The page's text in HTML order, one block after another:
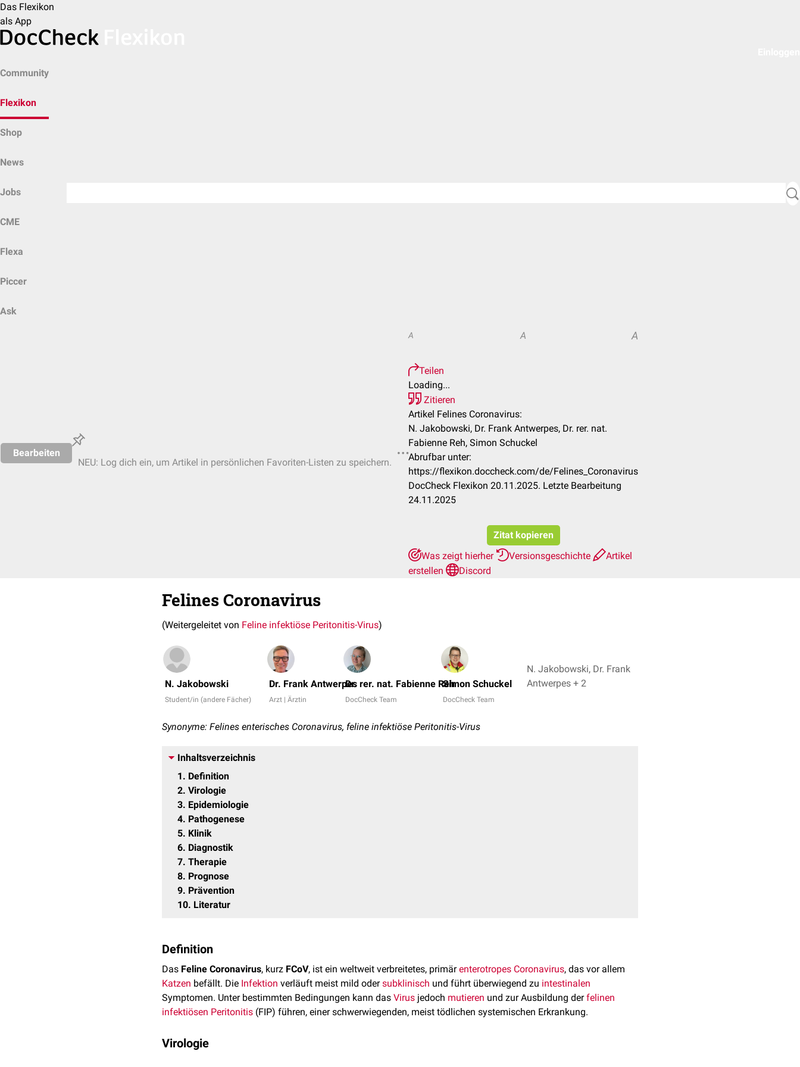
Das Flexikon
als App
Community
Flexikon
Shop
News
Jobs
CME
Flexa
Piccer
Ask
Bearbeiten
NEU: Log dich ein, um Artikel in persönlichen Favoriten-Listen zu speichern.
A A A
Teilen
Loading...
Zitieren
Artikel Felines Coronavirus:
N. Jakobowski, Dr. Frank Antwerpes, Dr. rer. nat.
Fabienne Reh, Simon Schuckel
Abrufbar unter:
https://flexikon.doccheck.com/de/Felines_Coronavirus
DocCheck Flexikon 20.11.2025. Letzte Bearbeitung
24.11.2025
Zitat kopieren
Was zeigt hierher
Versionsgeschichte
Artikel
erstellen
Discord
Felines Coronavirus
(Weitergeleitet von Feline infektiöse Peritonitis-Virus)
N. Jakobowski
Student/in (andere Fächer)
Dr. Frank Antwerpes
Arzt | Ärztin
Dr. rer. nat. Fabienne Reh
DocCheck Team
Simon Schuckel
DocCheck Team
N. Jakobowski, Dr. Frank
Antwerpes + 2
Synonyme: Felines enterisches Coronavirus, feline infektiöse Peritonitis-Virus
Inhaltsverzeichnis
1
Definition
2 Virologie
3 Epidemiologie
4 Pathogenese
5 Klinik
6 Diagnostik
7 Therapie
8 Prognose
9 Prävention
10 Literatur
Definition
Das Feline Coronavirus, kurz FCoV, ist ein weltweit verbreitetes, primärenterotropes Coronavirus, das vor allem
Katzen befällt. Die Infektion verläuft meist mild odersubklinisch und führt überwiegend zu intestinalen
Symptomen. Unter bestimmten Bedingungen kann das Virus jedoch mutieren und zur Ausbildung derfelinen
infektiösen Peritonitis (FIP) führen, einer schwerwiegenden, meist tödlichen systemischen Erkrankung.
Virologie